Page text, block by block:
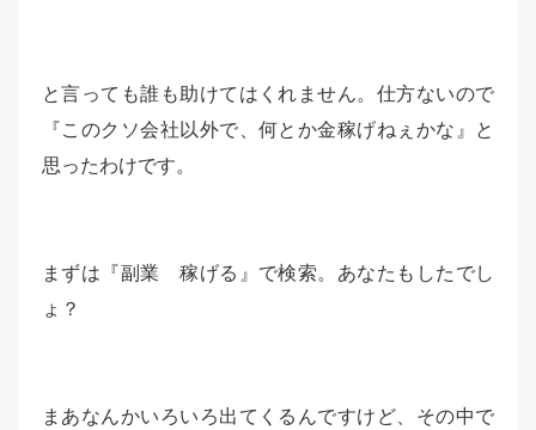
と言っても誰も助けてはくれません。仕方ないので
『このクソ会社以外で、何とか金稼げねぇかな』と
思ったわけです。
まずは『副業 稼げる』で検索。あなたもしたでし
ょ？
まあなんかいろいろ出てくるんですけど、その中で